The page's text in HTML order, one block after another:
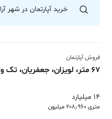
خرید آپارتمان در شهر آرا
فروش آپارتمان
14 میلیارد
متری 208٫960 میلیون